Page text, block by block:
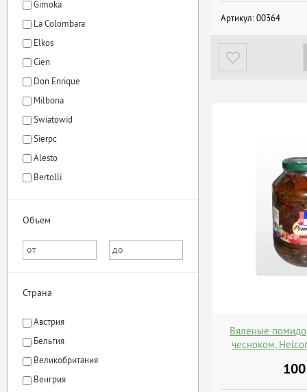
Gimoka
La Colombara
Elkos
Cien
Don Enrique
Milbona
Swiatowid
Sierpc
Alesto
Bertolli
Объем
Страна
Австрия
Бельгия
Великобритания
Венгрия
Артикул:00364
Вяленые
чесноком,
100